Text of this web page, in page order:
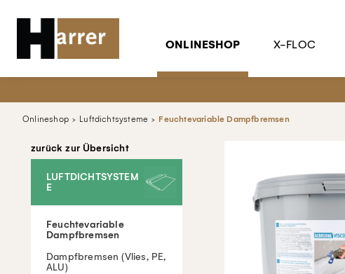
ONLINESHOP X-FLOC
Onlineshop Luftdichtsysteme Feuchtevariable Dampfbremsen
zurück zur Übersicht
LUFTDICHTSYSTEM
E
Feuchtevariable
Dampfbremsen
Dampfbremsen (Vlies, PE,
ALU)